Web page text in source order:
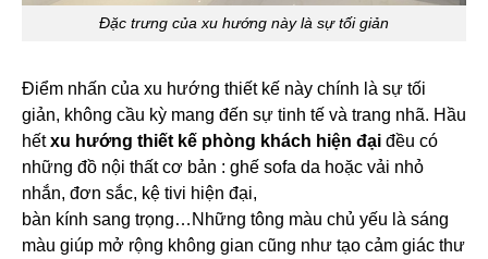
Đặc trưng của xu hướng này là sự tối giản
Điểm nhấn của xu hướng thiết kế này chính là sự tối
giản, không cầu kỳ mang đến sự tinh tế và trang nhã. Hầu
hếtxu hướng thiết kế phòng khách hiện đại đều có
những đồ nội thất cơ bản : ghế sofa da hoặc vải nhỏ
nhắn, đơn sắc, kệ tivi hiện đại,
bàn kính sang trọng…Những tông màu chủ yếu là sáng
màu giúp mở rộng không gian cũng như tạo cảm giác thư